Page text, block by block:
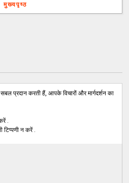
मुख्यपृष्ठ
प्रदान करती हैं, आपके विचारों और मार्गदर्शन का
.
न करें .